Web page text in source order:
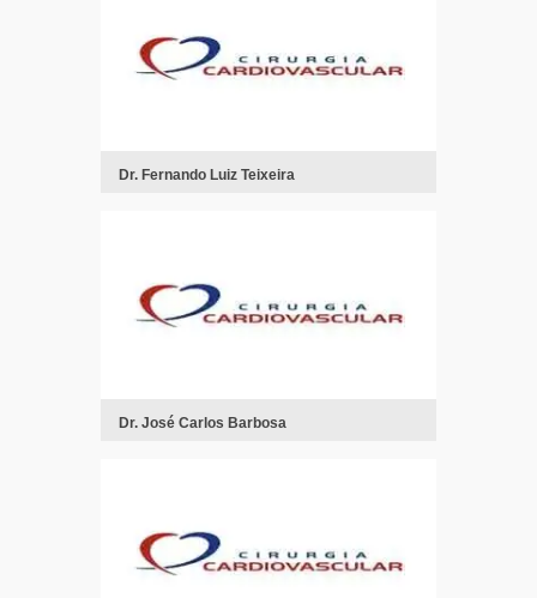
Dr. Fernando Luiz Teixeira
Dr. José Carlos Barbosa